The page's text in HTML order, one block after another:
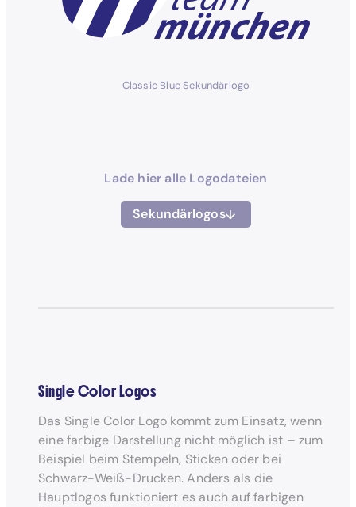
Classic Blue Sekundärlogo
Lade hier alle Logodateien
Sekundärlogos
Single Color Logos
Das Single Color Logo kommt zum Einsatz, wenn
eine farbige Darstellung nicht möglich ist – zum
Beispiel beim Stempeln, Sticken oder bei
Schwarz-Weiß-Drucken. Anders als die
Hauptlogos funktioniert es auch auf farbigen